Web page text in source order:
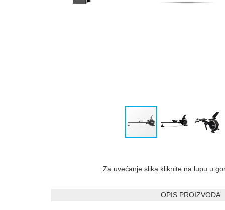
Za uvećanje slika kliknite na lupu u
OPIS PROIZVODA